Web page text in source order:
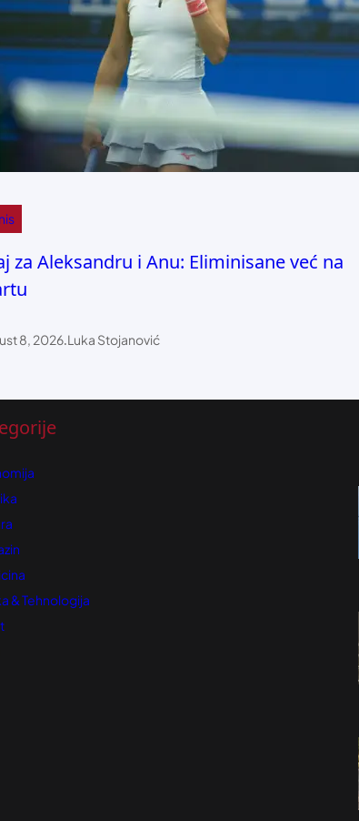
za Aleksandru i Anu: Eliminisane već na
8, 2026.Luka Stojanović
& Tehnologija